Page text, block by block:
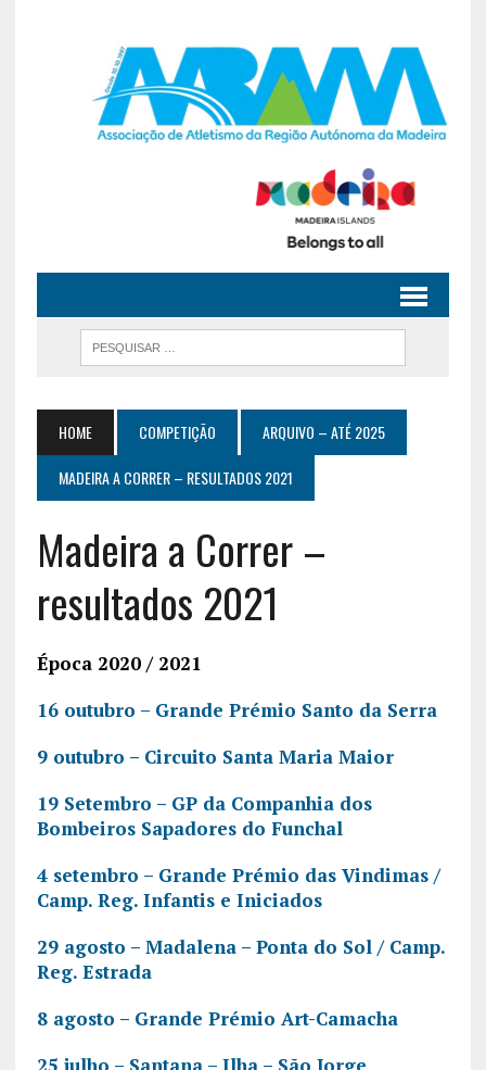
HOME COMPETIÇÃO
ARQUIVO – ATÉ 2025
MADEIRA A CORRER – RESULTADOS 2021
Madeira a Correr –
resultados 2021
Época 2020 / 2021
16 outubro – Grande Prémio Santo da Serra
9 outubro – Circuito Santa Maria Maior
19 Setembro – GP da Companhia dos
Bombeiros Sapadores do Funchal
4 setembro – Grande Prémio das Vindimas /
Camp. Reg. Infantis e Iniciados
29 agosto – Madalena – Ponta do Sol / Camp.
Reg. Estrada
8 agosto – Grande Prémio Art-Camacha
25 julho – Santana – Ilha – São Jorge